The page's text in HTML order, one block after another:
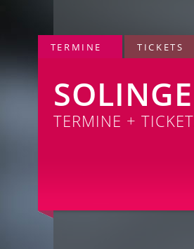
TERMINE TICKETS
TERMINE +